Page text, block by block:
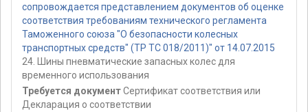
сопровождается представлением документов об оценке
соответствия требованиям технического регламента
Таможенного союза "О безопасности колесных
транспортных средств" (ТР ТС 018/2011)" от 14.07.2015
24. Шины пневматические запасных колес для
временного использования
Требуется документСертификат соответствия или
Декларация о соответствии